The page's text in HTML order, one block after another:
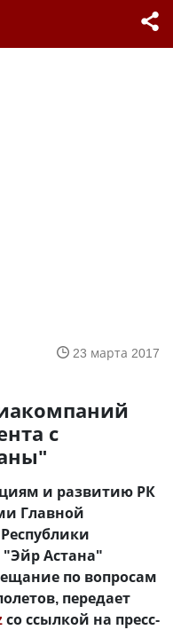
23 марта 2017
с
и развитию РК
Главной
Астана"
по вопросам
передает
со ссылкой на пресс-